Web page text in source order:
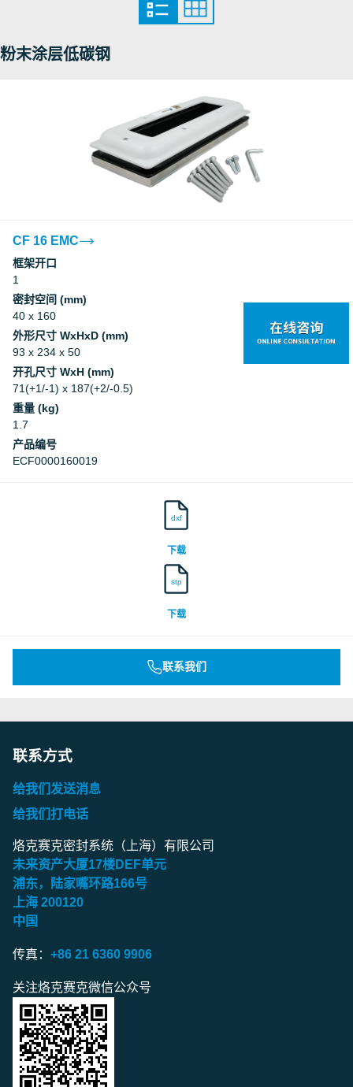
粉末涂层低碳钢
CF 16 EMC
框架开口
1
密封空间 (mm)
40 x 160
外形尺寸 WxHxD (mm)
93 x 234 x 50
开孔尺寸 WxH (mm)
71(+1/-1) x 187(+2/-0.5)
重量 (kg)
1.7
产品编号
ECF0000160019
dxf
下载
stp
下载
联系我们
联系方式
给我们发送消息
给我们打电话
烙克赛克密封系统（上海）有限公司
未来资产大厦17楼DEF单元
浦东，陆家嘴环路166号
上海 200120
中国
传真： +86 21 6360 9906
关注烙克赛克微信公众号